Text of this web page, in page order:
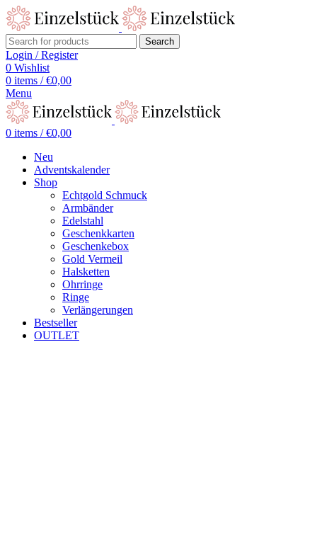
Search
Login / Register
0 Wishlist
0 items / €0,00
Menu
0 items / €0,00
Neu
Adventskalender
Shop
Echtgold Schmuck
Armbänder
Edelstahl
Geschenkkarten
Geschenkebox
Gold Vermeil
Halsketten
Ohrringe
Ringe
Verlängerungen
Bestseller
OUTLET